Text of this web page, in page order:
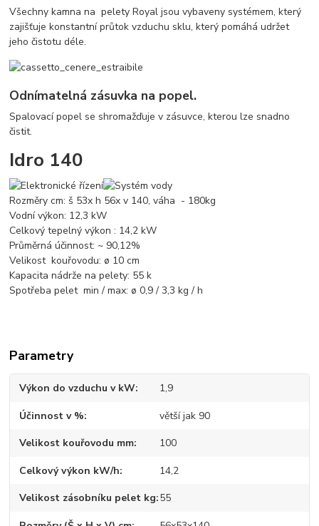
Všechny kamna na pelety Royaljsou vybaveny systémem, který
zajišťuje konstantní průtok vzduchu sklu, který pomáhá udržet
jeho čistotudéle.
Odnímatelná zásuvka na popel.
Spalovací popel se shromažďuje v zásuvce,kterou lze snadno
čistit.
Idro 140
Rozměry cm: š 53x h 56x v 140, váha - 180kg
Vodní výkon: 12,3 kW
Celkový tepelný výkon : 14,2 kW
Průměrná účinnost: ~ 90,12%
Velikost kouřovodu:ø 10 cm
Kapacita nádrže na pelety: 55 k
Spotřeba pelet min / max:ø 0,9 / 3,3 kg / h
Parametry
Výkon do vzduchu v kW 1,9
Účinnost v % větší jak 90
Velikost kouřovodu mm 100
Celkový výkon kW/h 14,2
Velikost zásobníku pelet kg 55